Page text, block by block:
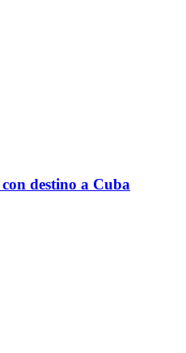
destino a Cuba